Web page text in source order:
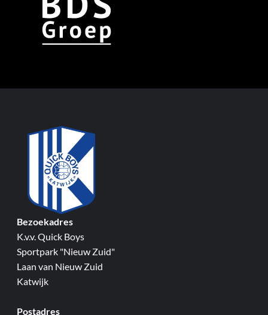
Bezoekadres
K.v.v. Quick Boys
Sportpark "Nieuw Zuid"
Laan van Nieuw Zuid
Katwijk
Postadres